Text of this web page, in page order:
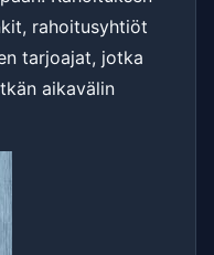
rahoitusyhtiöt
tarjoajat, jotka
aikavälin